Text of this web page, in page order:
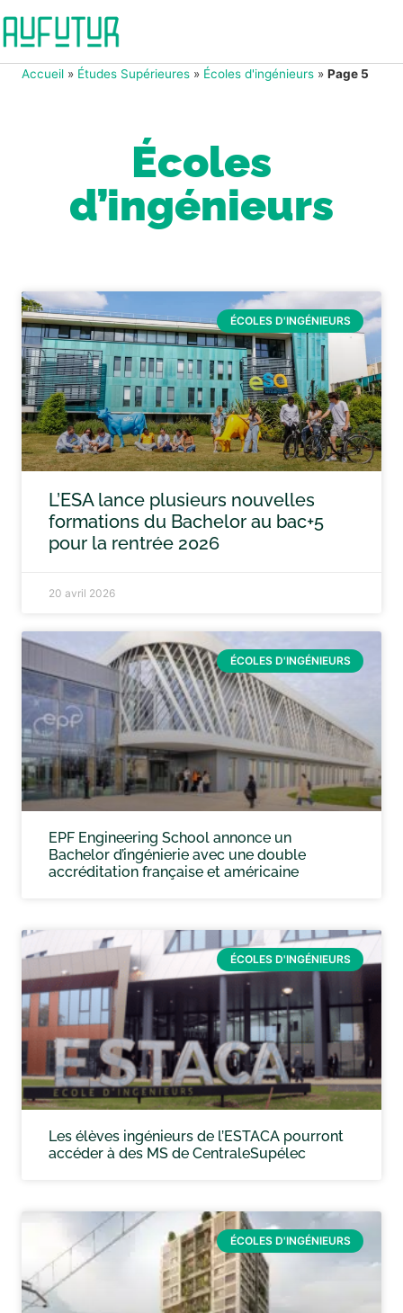
Accueil » Études Supérieures » Écoles d'ingénieurs » Page 5
Écoles
d’ingénieurs
ÉCOLES D'INGÉNIEURS
L’ESA lance plusieurs nouvelles
formations du Bachelor au bac+5
pour la rentrée 2026
20 avril 2026
ÉCOLES D'INGÉNIEURS
EPF Engineering School annonce un
Bachelor d’ingénierie avec une double
accréditation française et américaine
ÉCOLES D'INGÉNIEURS
Les élèves ingénieurs de l’ESTACA pourront
accéder à des MS de CentraleSupélec
ÉCOLES D'INGÉNIEURS